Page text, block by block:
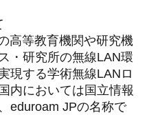
高等教育機関や研究機
・研究所の無線LAN環
現する学術無線LANロ
内においては国立情報
eduroam JPの名称で